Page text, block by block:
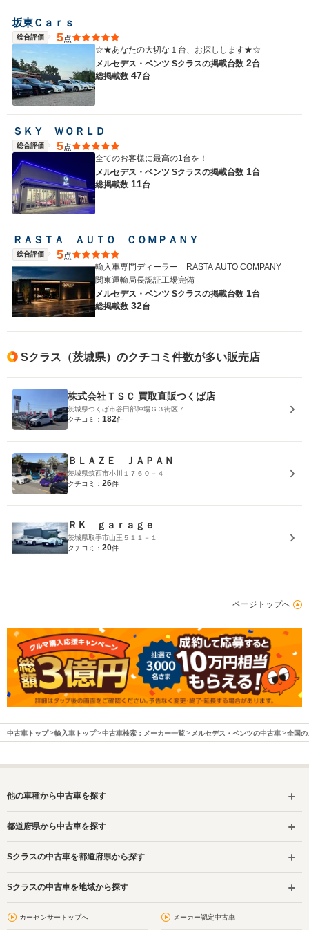
坂東Ｃａｒｓ
総合評価 5点
☆★あなたの大切な１台、お探しします★☆
メルセデス・ベンツ Sクラスの掲載台数 2台
総掲載数 47台
ＳＫＹ ＷＯＲＬＤ
総合評価 5点
全てのお客様に最高の1台を！
メルセデス・ベンツ Sクラスの掲載台数 1台
総掲載数 11台
ＲＡＳＴＡ ＡＵＴＯ ＣＯＭＰＡＮＹ
総合評価 5点
輸入車専門ディーラー RASTA AUTO COMPANY
関東運輸局長認証工場完備
メルセデス・ベンツ Sクラスの掲載台数 1台
総掲載数 32台
Sクラス（茨城県）のクチコミ件数が多い販売店
株式会社ＴＳＣ 買取直販つくば店
茨城県つくば市谷田部陣場Ｇ３街区７
クチコミ： 182件
ＢＬＡＺＥ ＪＡＰＡＮ
茨城県筑西市小川１７６０－４
クチコミ： 26件
ＲＫ ｇａｒａｇｅ
茨城県取手市山王５１１－１
クチコミ： 20件
ページトップへ
中古車トップ 輸入車トップ 中古車検索：メーカー一覧 メルセデス・ベンツの中古車 全国の
他の車種から中古車を探す
都道府県から中古車を探す
Sクラスの中古車を都道府県から探す
Sクラスの中古車を地域から探す
カーセンサートップへ メーカー認定中古車